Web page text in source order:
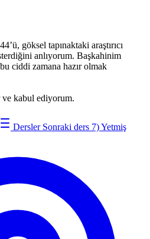
göksel tapınaktaki araştırıcı
anlıyorum. Başkahinim
bu ciddi zamana hazır olmak
ve kabul ediyorum.
Dersler Sonraki ders 7) Yetmiş